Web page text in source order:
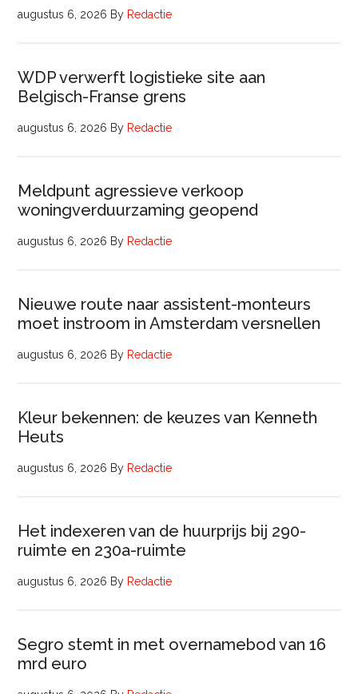
augustus 6, 2026 By Redactie
WDP verwerft logistieke site aan
Belgisch-Franse grens
augustus 6, 2026 By Redactie
Meldpunt agressieve verkoop
woningverduurzaming geopend
augustus 6, 2026 By Redactie
Nieuwe route naar assistent-monteurs
moet instroom in Amsterdam versnellen
augustus 6, 2026 By Redactie
Kleur bekennen: de keuzes van Kenneth
Heuts
augustus 6, 2026 By Redactie
Het indexeren van de huurprijs bij 290-
ruimte en 230a-ruimte
augustus 6, 2026 By Redactie
Segro stemt in met overnamebod van 16
mrd euro